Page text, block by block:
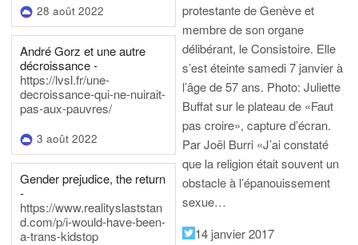
28 août 2022
André Gorz et une autre
décroissance -
https://lvsl.fr/une-
decroissance-qui-ne-nuirait-
pas-aux-pauvres/
3 août 2022
Gender prejudice, the return
-
https://www.realityslaststan
d.com/p/i-would-have-been-
a-trans-kidstop
protestante de Genève et
membre de son organe
délibérant, le Consistoire. Elle
s’est éteinte samedi 7 janvier à
l’âge de 57 ans. Photo: Juliette
Buffat sur le plateau de «Faut
pas croire», capture d’écran.
Par Joël Burri «J’ai constaté
que la religion était souvent un
obstacle à l’épanouissement
sexue…
14 janvier 2017